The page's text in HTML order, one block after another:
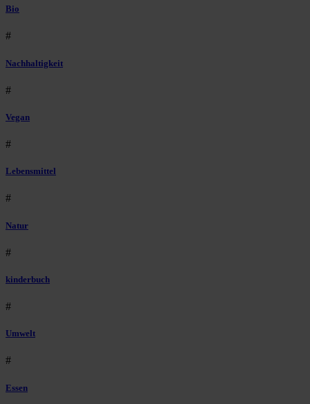
Bio
#
Nachhaltigkeit
#
Vegan
#
Lebensmittel
#
Natur
#
kinderbuch
#
Umwelt
#
Essen